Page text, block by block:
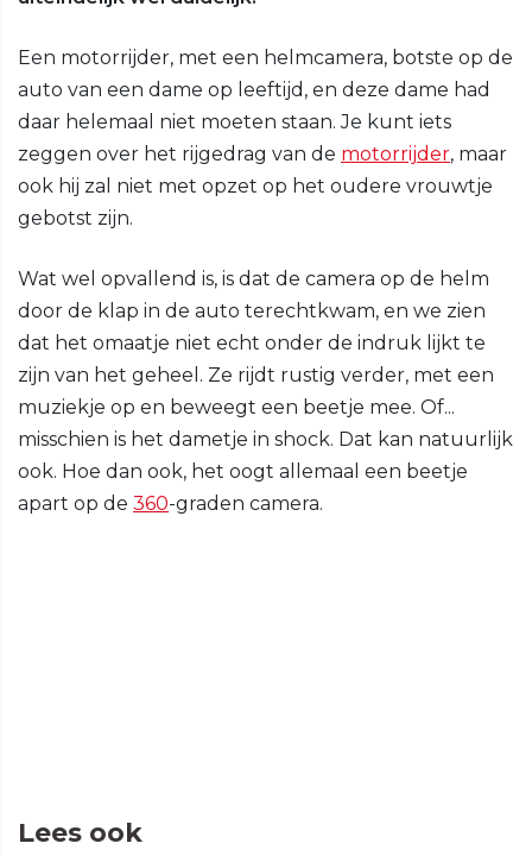
Een motorrijder, met een helmcamera, botste op de
auto van een dame op leeftijd, en deze dame had
daar helemaal niet moeten staan. Je kunt iets
zeggen over het rijgedrag van de motorrijder, maar
ook hij zal niet met opzet op het oudere vrouwtje
gebotst zijn.
Wat wel opvallend is, is dat de camera op de helm
door de klap in de auto terechtkwam, en we zien
dat het omaatje niet echt onder de indruk lijkt te
zijn van het geheel. Ze rijdt rustig verder, met een
muziekje op en beweegt een beetje mee. Of...
misschien is het dametje in shock. Dat kan natuurlijk
ook. Hoe dan ook, het oogt allemaal een beetje
apart op de 360-graden camera.
Lees ook